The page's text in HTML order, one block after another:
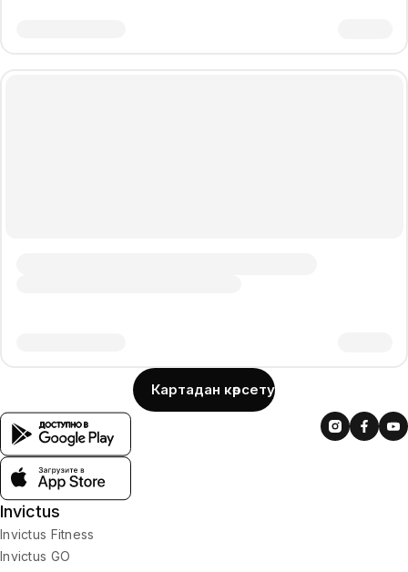
Картадан көрсету
Invictus
Invictus Fitness
Invictus GO